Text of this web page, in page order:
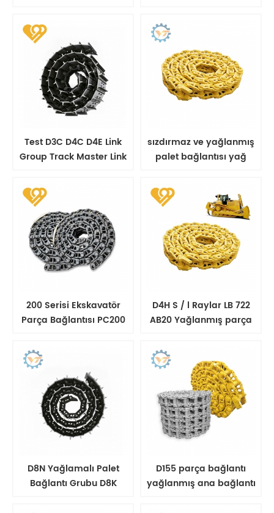
Test D3C D4C D4E Link
Group Track Master Link
sızdırmaz ve yağlanmış
palet bağlantısı yağ
200 Serisi Ekskavatör
Parça Bağlantısı PC200
D4H S / l Raylar LB 722
AB20 Yağlanmış parça
D8N Yağlamalı Palet
Bağlantı Grubu D8K
D155 parça bağlantı
yağlanmış ana bağlantı